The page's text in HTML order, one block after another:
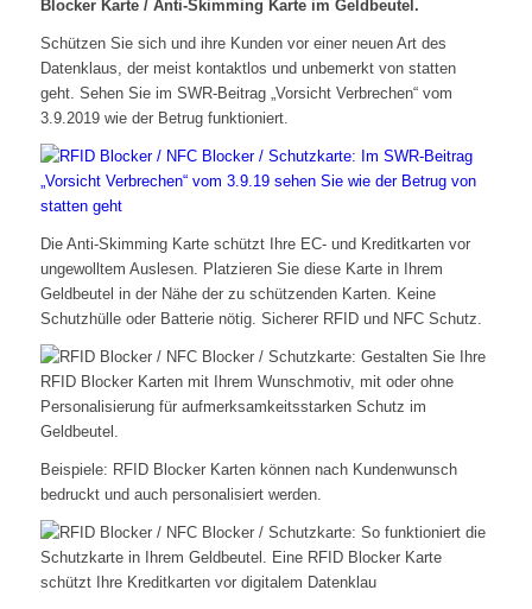
Blocker Karte / Anti-Skimming Karte im Geldbeutel.
Schützen Sie sich und ihre Kunden vor einer neuen Art des
Datenklaus, der meist kontaktlos und unbemerkt von statten
geht. Sehen Sie im SWR-Beitrag „Vorsicht Verbrechen“ vom
3.9.2019 wie der Betrug funktioniert.
Die Anti-Skimming Karte schützt Ihre EC- und Kreditkarten vor
ungewolltem Auslesen. Platzieren Sie diese Karte in Ihrem
Geldbeutel in der Nähe der zu schützenden Karten. Keine
Schutzhülle oder Batterie nötig. Sicherer RFID und NFC Schutz.
Beispiele: RFID Blocker Karten können nach Kundenwunsch
bedruckt und auch personalisiert werden.